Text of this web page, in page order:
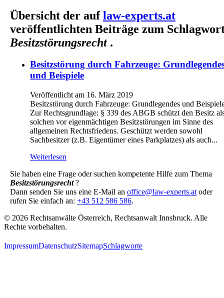
Übersicht der auflaw-experts.at
veröffentlichten Beiträge zum
Besitzstörungsrecht .
Besitzstörung durch Fahrzeuge:
und Beispiele
Veröffentlicht am 16. März 2019
Besitzstörung durch Fahrzeuge: Grundlegendes und
Zur Rechtsgrundlage: § 339 des ABGB schützt den Besitz
solchen vor eigenmächtigen Besitzstörungen im Sinne des
allgemeinen Rechtsfriedens. Geschützt werden sowohl
Sachbesitzer (z.B. Eigentümer eines Parkplatzes) als auch...
Weiterlesen
Sie haben eine Frage oder suchen kompetente Hilfe zum Thema
Besitzstörungsrecht?
Dann senden Sie uns eine E-Mail an office@law-experts.at oder
rufen Sie einfach an: +43 512 586 586.
© 2026 Rechtsanwälte Österreich, Rechtsanwalt Innsbruck. Alle
Rechte vorbehalten.
ImpressumDatenschutzSitemapSchlagworte